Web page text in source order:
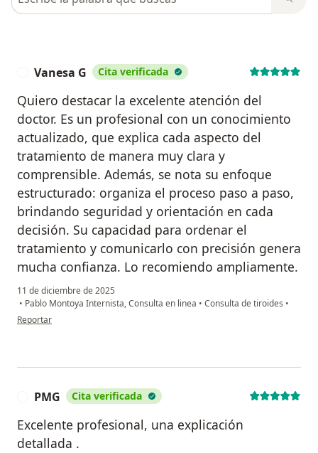
Vanesa G Cita verificada
Quiero destacar la excelente atención del
doctor. Es un profesional con un conocimiento
actualizado, que explica cada aspecto del
tratamiento de manera muy clara y
comprensible. Además, se nota su enfoque
estructurado: organiza el proceso paso a paso,
brindando seguridad y orientación en cada
decisión. Su capacidad para ordenar el
tratamiento y comunicarlo con precisión genera
mucha confianza. Lo recomiendo ampliamente.
11 de diciembre de 2025
• Pablo Montoya Internista, Consulta en linea • Consulta de tiroides •
en opinión del usuario Vanesa G
Reportar
PMG Cita verificada
Excelente profesional, una explicación
detallada .